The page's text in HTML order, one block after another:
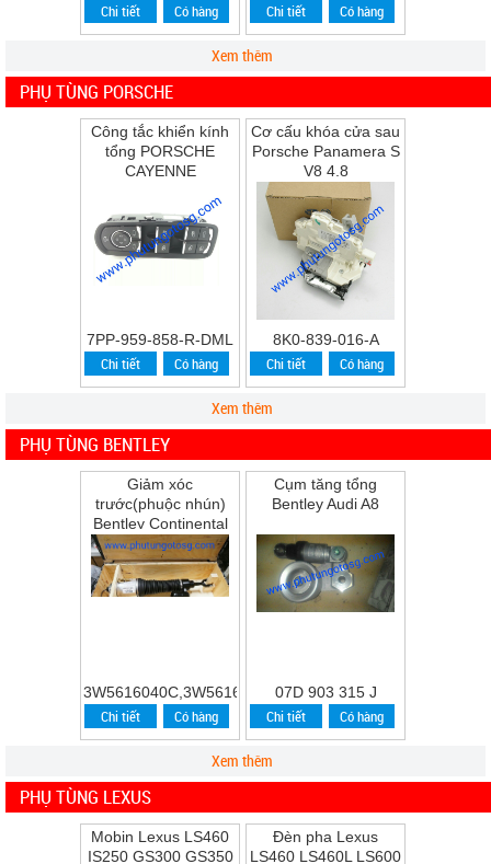
Chi tiết Có hàng Chi tiết Có hàng
Xem thêm
PHỤ TÙNG PORSCHE
Công tắc khiển kính
tổng PORSCHE
CAYENNE
7PP-959-858-R-DML
Chi tiết Có hàng
Cơ cấu khóa cửa sau
Porsche Panamera S
V8 4.8
8K0-839-016-A
Chi tiết Có hàng
Xem thêm
PHỤ TÙNG BENTLEY
Giảm xóc
trước(phuộc nhún)
Bentley Continental
Flying Spur Speed
năm 2009
3W5616040C,3W5616039C
Chi tiết Có hàng
Cụm tăng tổng
Bentley Audi A8
07D 903 315 J
Chi tiết Có hàng
Xem thêm
PHỤ TÙNG LEXUS
Mobin Lexus LS460
IS250 GS300 GS350
Đèn pha Lexus
LS460 LS460L LS600